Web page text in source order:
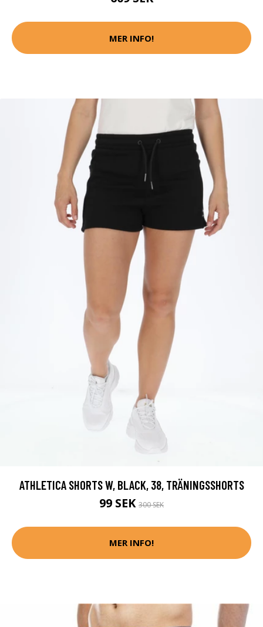
MER INFO!
ATHLETICA SHORTS W, BLACK, 38, TRÄNINGSSHORTS
99 SEK 300 SEK
MER INFO!